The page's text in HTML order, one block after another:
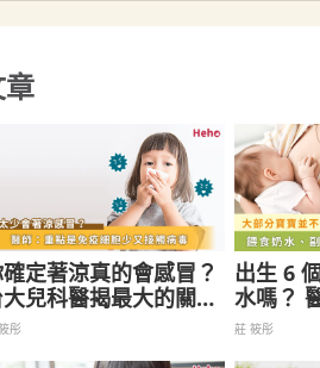
章
定著涼真的會感冒？
兒科醫揭最大的關鍵
是這個！
彤
出生 6
水嗎？
行的！
莊 筱彤